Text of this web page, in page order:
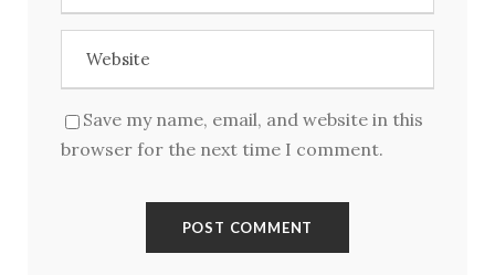
Save my name, email, and website in this
browser for the next time I comment.